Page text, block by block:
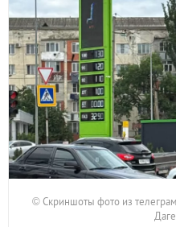
© Скриншоты фото из